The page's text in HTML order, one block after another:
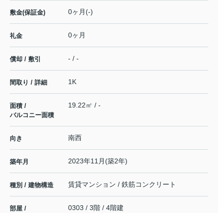
敷金(保証金) 0ヶ月(-)
礼金 0ヶ月
償却 / 敷引 - / -
間取り / 詳細 1K
面積 /
バルコニー面積
19.22㎡ / -
向き 南西
築年月 2023年11月(築2年)
種別 / 建物構造 賃貸マンション / 鉄筋コンクリート
部屋 /
0303 / 3階 / 4階建